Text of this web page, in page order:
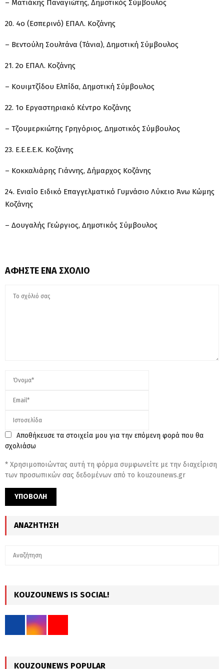
– Ματιάκης Παναγιώτης, Δημοτικός Σύμβουλος
20. 4ο (Εσπερινό) ΕΠΑΛ. Κοζάνης
– Βεντούλη Σουλτάνα (Τάνια), Δημοτική Σύμβουλος
21. 2ο ΕΠΑΛ. Κοζάνης
– Κουιμτζίδου Ελπίδα, Δημοτική Σύμβουλος
22. 1ο Εργαστηριακό Κέντρο Κοζάνης
– Τζουμερκιώτης Γρηγόριος, Δημοτικός Σύμβουλος
23. Ε.Ε.Ε.Ε.Κ. Κοζάνης
– Κοκκαλιάρης Γιάννης, Δήμαρχος Κοζάνης
24. Ενιαίο Ειδικό Επαγγελματικό Γυμνάσιο Λύκειο Άνω Κώμης
Κοζάνης
– Δουγαλής Γεώργιος, Δημοτικός Σύμβουλος
ΑΦΉΣΤΕ ΈΝΑ ΣΧΌΛΙΟ
Αποθήκευσε τα στοιχεία μου για την επόμενη φορά που θα
σχολιάσω
* Χρησιμοποιώντας αυτή τη φόρμα συμφωνείτε με την διαχείριση
των προσωπικών σας δεδομένων από το kouzounews.gr
ΑΝΑΖΉΤΗΣΗ
h
f
r
KOUZOUNEWS IS SOCIAL!
KOUZOUNEWS POPULAR